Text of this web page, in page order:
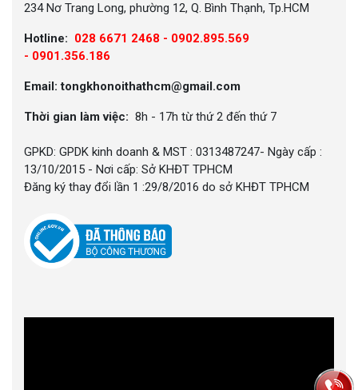
234 Nơ Trang Long, phường 12, Q. Bình Thạnh, Tp.HCM
Hotline: 028 6671 2468 - 0902.895.569
- 0901.356.186
Email: tongkhonoithathcm@gmail.com
Thời gian làm việc: 8h - 17h từ thứ 2 đến thứ 7
GPKD: GPDK kinh doanh & MST : 0313487247- Ngày cấp :
13/10/2015 - Nơi cấp: Sở KHĐT TPHCM
Đăng ký thay đổi lần 1 :29/8/2016 do sở KHĐT TPHCM